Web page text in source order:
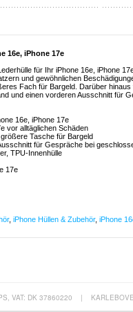
16e, iPhone 17e
für Ihr iPhone 16e, iPhone
und gewöhnlichen
Fach für Bargeld. Darüber
und einen vorderen Ausschnitt für
16e, iPhone 17e
vor alltäglichen Schäden
Tasche für Bargeld
für Gespräche bei
TPU-Innenhülle
17e
, iPhone Hüllen & Zubehör, iPhone
VAT: DK 37860220 |